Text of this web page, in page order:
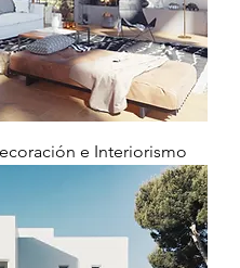
e Interiorismo